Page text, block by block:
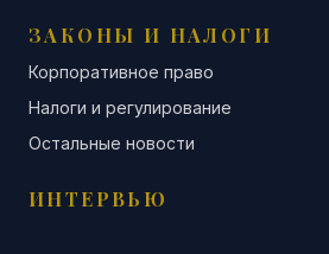
ЗАКОНЫ И НАЛОГИ
Корпоративное право
Налоги и регулирование
Остальные новости
ИНТЕРВЬЮ